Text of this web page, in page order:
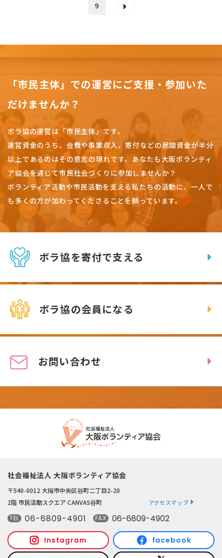
9
「市民主体」での運営にご支援・参加いた
だけませんか？
ボラ協の運営は「市民主体」です。
運営資金のうち、会費や事業収入、寄付などの民間資金が半分
以上であるのはその意志の現れです。 あなたも大阪ボランティ
ア協会を通じて市民社会づくりに参加しませんか？
ボランティア活動や市民活動を支える私たちの活動に、一人で
も多くの方が加わってくださることを願っています。
ボラ協を寄付で支える
ボラ協の会員になる
お問い合わせ
社会福祉法人 大阪ボランティア協会
〒540-0012 大阪市中央区谷町二丁目2-20
2階 市民活動スクエア CANVAS谷町
アクセスマップ
TEL 06-6809-4901 FAX 06-6809-4902
Instagram facebook